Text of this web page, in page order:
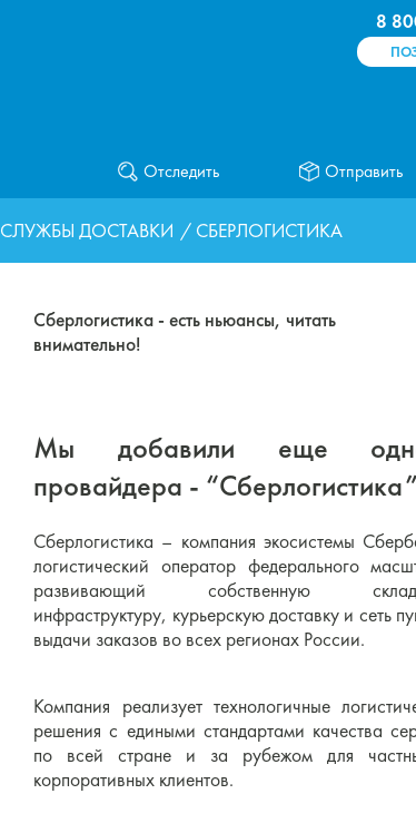
8
Отследить Отправить
СЛУЖБЫ ДОСТАВКИ / СБЕРЛОГИСТИКА
Сберлогистика - есть ньюансы, читать
внимательно!
Мы добавили еще
провайдера - “Сберлогистика”
Сберлогистика – компания экосистемы
логистический оператор федерального
развивающий собственную
инфраструктуру, курьерскую доставку и сеть
выдачи заказов во всех регионах России.
Компания реализует технологичные
решения с едиными стандартами качества
по всей стране и за рубежом для
корпоративных клиентов.